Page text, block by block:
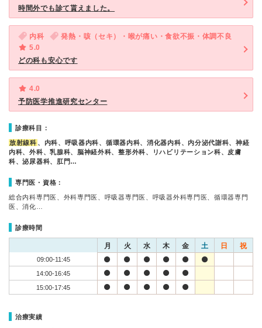
時間外でも診て貰えました。
内科
発熱・咳（セキ）・喉が痛い・食欲不振・体調不良
5.0
どの科も安心です
4.0
予防医学推進研究センター
診療科目：
放射線科 、内科、呼吸器内科、循環器内科、消化器内科、内分泌代謝科、神経
内科、外科、乳腺科、脳神経外科、整形外科、リハビリテーション科、皮膚
科、泌尿器科、肛門…
専門医・資格：
総合内科専門医、外科専門医、呼吸器専門医、呼吸器外科専門医、循環器専門
医、消化…
診療時間
月 火 水 木 金 土 日 祝
09:00-11:45
14:00-16:45
15:00-17:45
治療実績